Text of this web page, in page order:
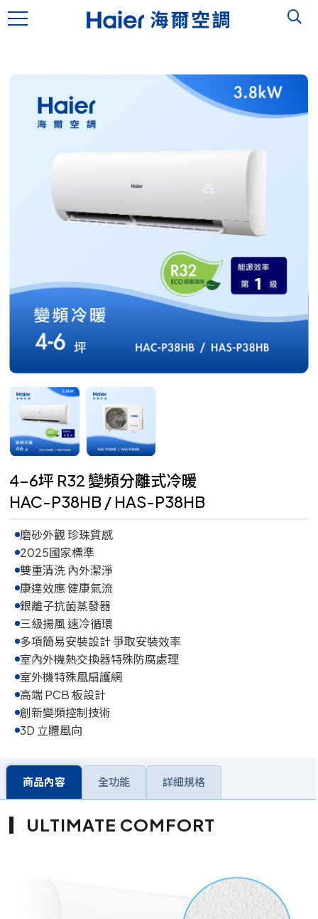
4-6坪 R32 變頻分離式冷暖
HAC-P38HB / HAS-P38HB
磨砂外觀 珍珠質感
2025國家標準
雙重清洗 內外潔淨
康達效應 健康氣流
銀離子抗菌蒸發器
三級揚風 速冷循環
多項簡易安裝設計 爭取安裝效率
室內外機熱交換器特殊防腐處理
室外機特殊風扇護網
高端 PCB 板設計
創新變頻控制技術
3D 立體風向
商品內容 全功能 詳細規格
ULTIMATE COMFORT